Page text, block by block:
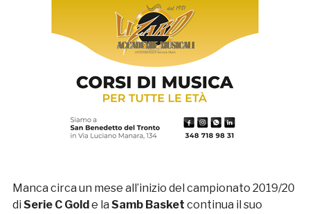
Manca circa un mese all’inizio del campionato 2019/20
di Serie C Gold e la Samb Basket continua il suo